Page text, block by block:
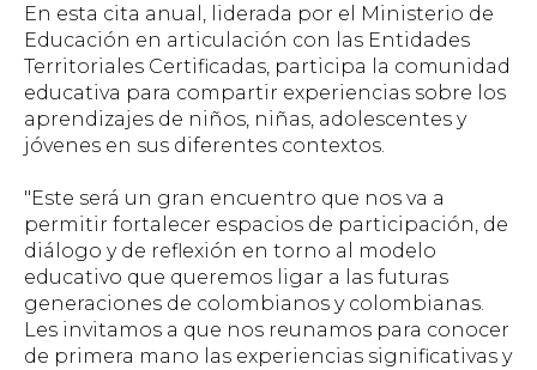
En esta cita anual, liderada por el Ministerio de
Educación en articulación con las Entidades
Territoriales Certificadas, participa la comunidad
educativa para compartir experiencias sobre los
aprendizajes de niños, niñas, adolescentes y
jóvenes en sus diferentes contextos.
"Este será un gran encuentro que nos va a
permitir fortalecer espacios de participación, de
diálogo y de reflexión en torno al modelo
educativo que queremos ligar a las futuras
generaciones de colombianos y colombianas.
Les invitamos a que nos reunamos para conocer
de primera mano las experiencias significativas y